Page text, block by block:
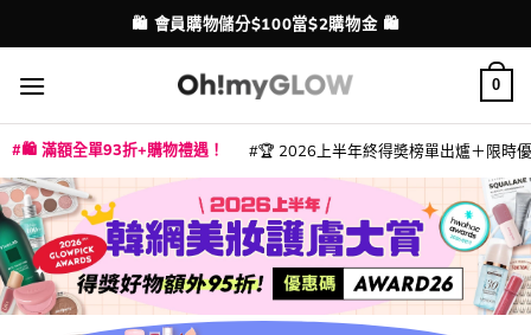
to
content
配送港澳
💳 支援消費券、FPS、八達通、PAYME、信用卡付款
0
🛍️ 滿額全單93折+購物禮遇！ 🏆 2026上半年終得奬榜單出爐＋限時